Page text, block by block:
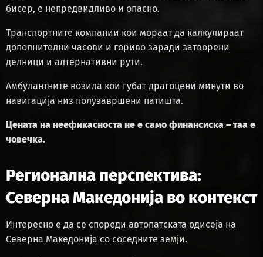
бисер, е непредвидливо и опасно.
Транспортните компании кои мораат да калкулираат
дополнителни часови и гориво заради затворени
делници и алтернативни рути.
Амбулантните возила кои губат драгоцени минути во
навигација низ полузавршени патишта.
Цената на неефикасноста не е само финансиска – таа е
човечка.
Регионална перспектива:
Северна Македонија во контекст
Интересно е да се спореди автопатската одисеја на
Северна Македонија со соседните земји.